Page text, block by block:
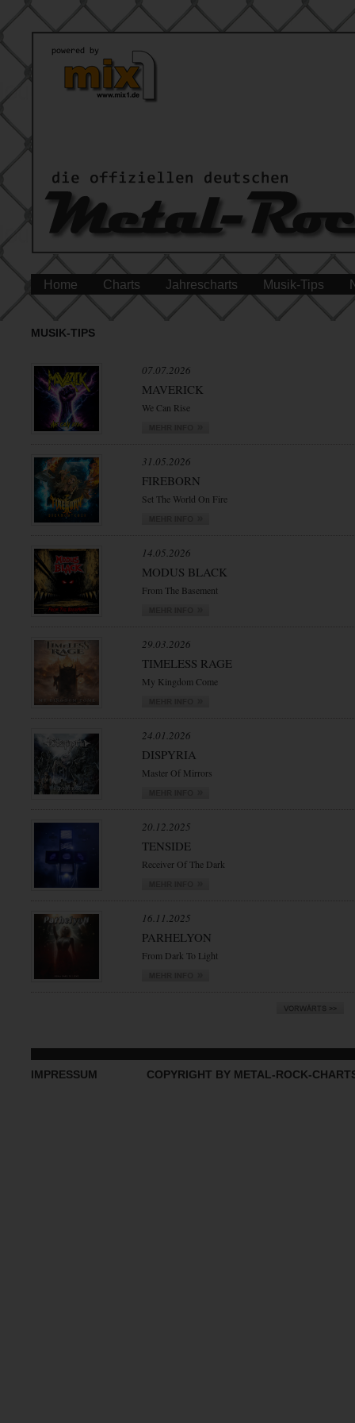
Home Charts Jahrescharts Musik-Tips
MUSIK-TIPS
07.07.2026
MAVERICK
We Can Rise
31.05.2026
FIREBORN
Set The World On Fire
14.05.2026
MODUS BLACK
From The Basement
29.03.2026
TIMELESS RAGE
My Kingdom Come
24.01.2026
DISPYRIA
Master Of Mirrors
20.12.2025
TENSIDE
Receiver Of The Dark
16.11.2025
PARHELYON
From Dark To Light
IMPRESSUM COPYRIGHT BY METAL-ROCK-